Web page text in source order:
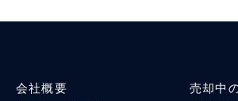
会社概要
売却中